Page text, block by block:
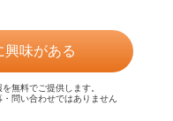
興味がある
無料でご提供します。
問い合わせではありません